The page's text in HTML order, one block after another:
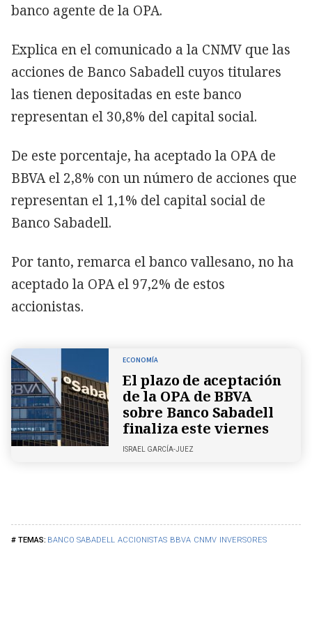
BANCO SABADELL ACCIONISTAS BBVA CNMV INVERSORES
banco agente de la OPA.
Explica en el comunicado a la CNMV que las
acciones de Banco Sabadell cuyos titulares
las tienen depositadas en este banco
representan el 30,8% del capital social.
De este porcentaje, ha aceptado la OPA de
BBVA el 2,8% con un número de acciones que
representan el 1,1% del capital social de
Banco Sabadell.
Por tanto, remarca el banco vallesano, no ha
aceptado la OPA el 97,2% de estos
accionistas.
ECONOMÍA
El plazo de aceptación
de la OPA de BBVA
sobre Banco Sabadell
finaliza este viernes
ISRAEL GARCÍA-JUEZ